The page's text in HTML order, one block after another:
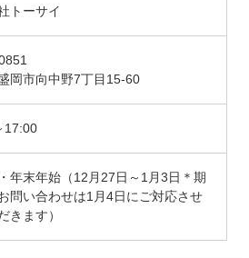
トーサイ
岡市向中野7丁目15-60
17:00
年末年始（12月27日～1月3日＊期
問い合わせは1月4日にご対応させ
きます）